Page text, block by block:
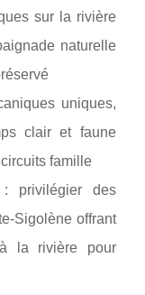
sur la rivière
naturelle
uniques,
clair et faune
famille
privilégier des
Sigolène offrant
la rivière pour